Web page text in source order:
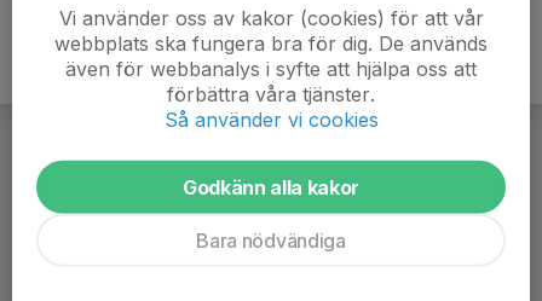
Vi använder oss av kakor (cookies) för att vår
webbplats ska fungera bra för dig. De används
även för webbanalys i syfte att hjälpa oss att
förbättra våra tjänster.
Så använder vi cookies
Godkänn alla kakor
Bara nödvändiga